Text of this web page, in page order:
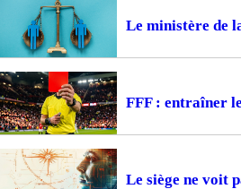
Le ministère de
FFF : entraîner
Le siège ne voit